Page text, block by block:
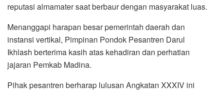
reputasi almamater saat berbaur dengan masyarakat luas.
Menanggapi harapan besar pemerintah daerah dan
instansi vertikal, Pimpinan Pondok Pesantren Darul
Ikhlash berterima kasih atas kehadiran dan perhatian
jajaran Pemkab Madina.
Pihak pesantren berharap lulusan Angkatan XXXIV ini